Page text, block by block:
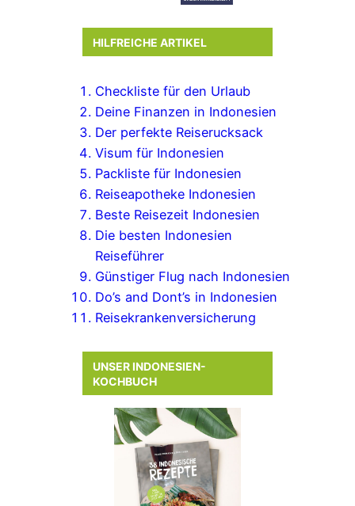
HILFREICHE ARTIKEL
Checkliste für den Urlaub
Deine Finanzen in Indonesien
Der perfekte Reiserucksack
Visum für Indonesien
Packliste für Indonesien
Reiseapotheke Indonesien
Beste Reisezeit Indonesien
Die besten Indonesien
Reiseführer
Günstiger Flug nach Indonesien
Do’s and Dont’s in Indonesien
Reisekrankenversicherung
UNSER INDONESIEN-
KOCHBUCH